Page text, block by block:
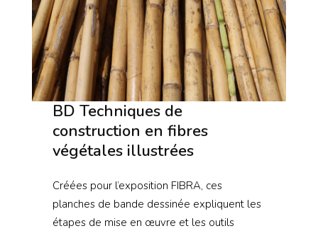
BD Techniques de
construction en fibres
végétales illustrées
Créées pour l’exposition FIBRA, ces
planches de bande dessinée expliquent les
étapes de mise en œuvre et les outils